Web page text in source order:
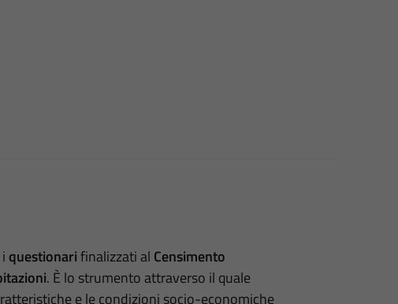
questionarifinalizzati al Censimento
. È lo strumento attraverso il quale
e le condizioni socio-economiche